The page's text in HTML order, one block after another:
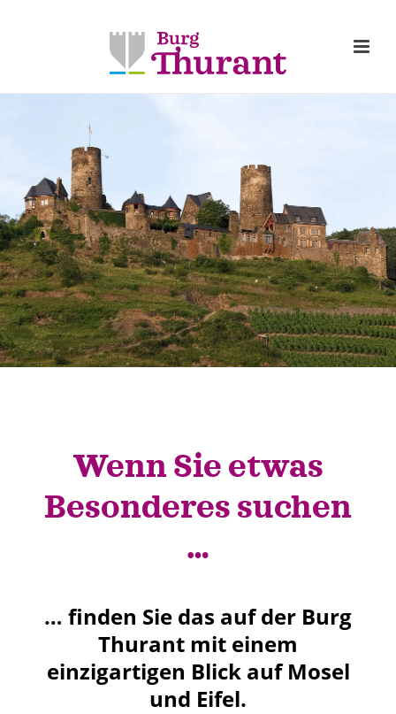
Wenn Sie etwas
Besonderes suchen
…
… finden Sie das auf der Burg
Thurant mit einem
einzigartigen Blick auf Mosel
und Eifel.